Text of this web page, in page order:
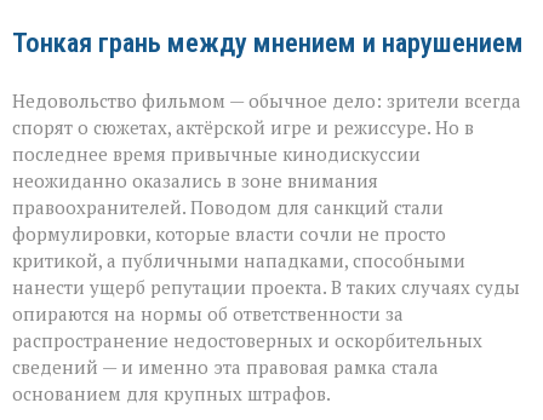
Тонкая грань между мнением и нарушением
Недовольство фильмом — обычное дело: зрители всегда
спорят о сюжетах, актёрской игре и режиссуре. Но в
последнее время привычные кинодискуссии
неожиданно оказались в зоне внимания
правоохранителей. Поводом для санкций стали
формулировки, которые власти сочли не просто
критикой, а публичными нападками, способными
нанести ущерб репутации проекта. В таких случаях суды
опираются на нормы об ответственности за
распространение недостоверных и оскорбительных
сведений — и именно эта правовая рамка стала
основанием для крупных штрафов.